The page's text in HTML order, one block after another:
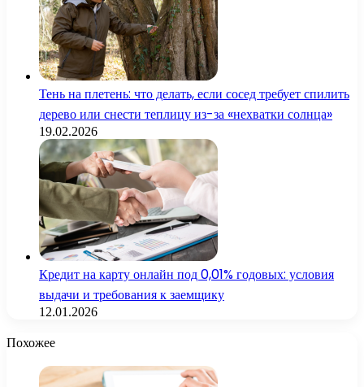
Тень на плетень: что делать, если сосед требует спилить
дерево или снести теплицу из-за «нехватки солнца»
19.02.2026
Кредит на карту онлайн под 0,01% годовых: условия
выдачи и требования к заемщику
12.01.2026
Похожее